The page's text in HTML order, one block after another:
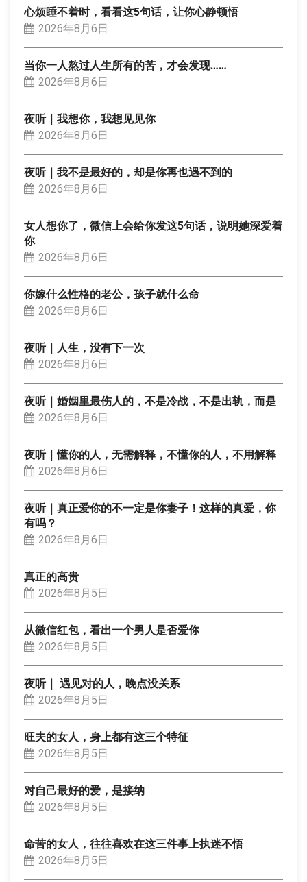
心烦睡不着时，看看这5句话，让你心静顿悟
2026年8月6日
当你一人熬过人生所有的苦，才会发现……
2026年8月6日
夜听｜我想你，我想见见你
2026年8月6日
夜听｜我不是最好的，却是你再也遇不到的
2026年8月6日
女人想你了，微信上会给你发这5句话，说明她深爱着
你
2026年8月6日
你嫁什么性格的老公，孩子就什么命
2026年8月6日
夜听｜人生，没有下一次
2026年8月6日
夜听｜婚姻里最伤人的，不是冷战，不是出轨，而是
2026年8月6日
夜听｜懂你的人，无需解释，不懂你的人，不用解释
2026年8月6日
夜听｜真正爱你的不一定是你妻子！这样的真爱，你
有吗？
2026年8月6日
真正的高贵
2026年8月5日
从微信红包，看出一个男人是否爱你
2026年8月5日
夜听｜ 遇见对的人，晚点没关系
2026年8月5日
旺夫的女人，身上都有这三个特征
2026年8月5日
对自己最好的爱，是接纳
2026年8月5日
命苦的女人，往往喜欢在这三件事上执迷不悟
2026年8月5日